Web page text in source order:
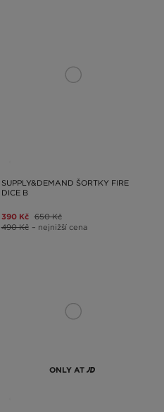
SUPPLY&DEMAND ŠORTKY FIRE
DICE B
390 Kč 650 Kč
490 Kč – nejnižší cena
ONLY AT